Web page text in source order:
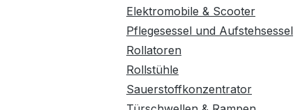
Elektromobile & Scooter
Pflegesessel und Aufstehsessel
Rollatoren
Rollstühle
Sauerstoffkonzentrator